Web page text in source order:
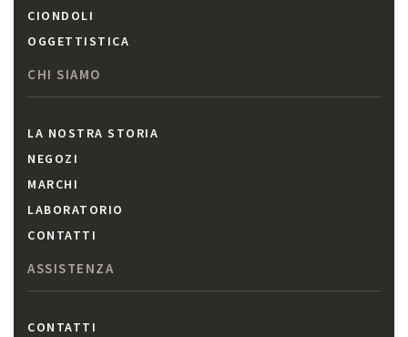
CIONDOLI
OGGETTISTICA
CHI SIAMO
LA NOSTRA STORIA
NEGOZI
MARCHI
LABORATORIO
CONTATTI
ASSISTENZA
CONTATTI